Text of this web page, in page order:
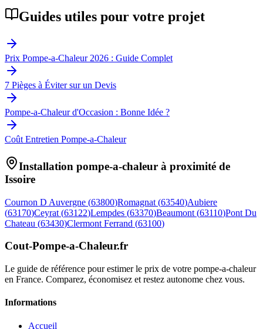
Guides utiles pour votre projet
Prix Pompe-a-Chaleur 2026 : Guide Complet
7 Pièges à Éviter sur un Devis
Pompe-a-Chaleur d'Occasion : Bonne Idée ?
Coût Entretien Pompe-a-Chaleur
Installation pompe-a-chaleur à proximité de
Issoire
Cournon D Auvergne (63800)Romagnat (63540)Aubiere
(63170)Ceyrat (63122)Lempdes (63370)Beaumont (63110)Pont Du
Chateau (63430)Clermont Ferrand (63100)
Cout-Pompe-a-Chaleur.fr
Le guide de référence pour estimer le prix de votre pompe-a-chaleur
en France. Comparez, économisez et restez autonome chez vous.
Informations
Accueil